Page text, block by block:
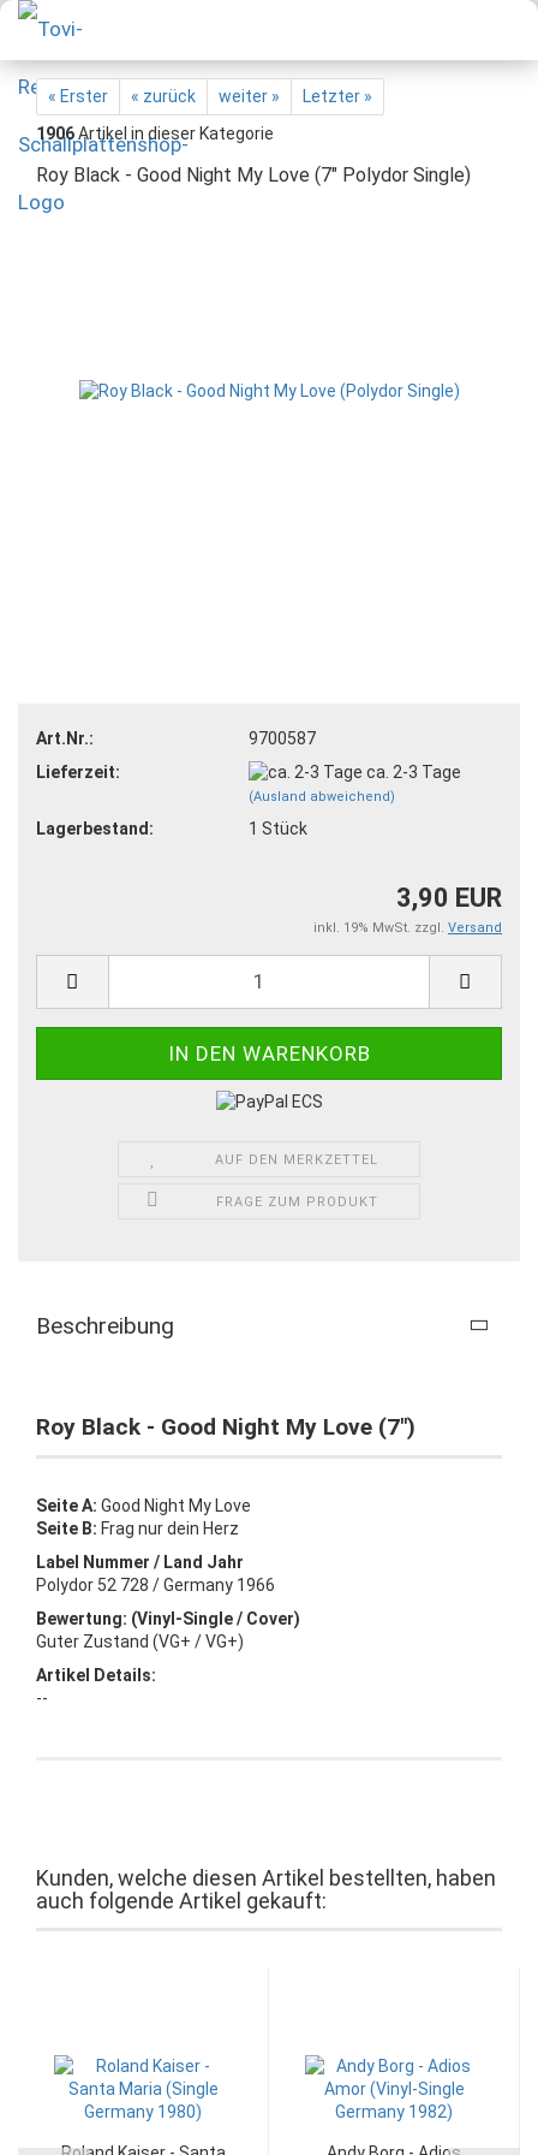
« Erster « zurück weiter »
Letzter »
1906Artikel in dieser Kategorie
Roy Black - Good Night My Love (7" Polydor Single)
Art.Nr.:
9700587
Lieferzeit:
ca. 2-3 Tage
(Ausland abweichend)
Lagerbestand: 1 Stück
3,90 EUR
inkl. 19% MwSt. zzgl. Versand
AUF DEN MERKZETTEL
FRAGE ZUM PRODUKT
Beschreibung
Roy Black - Good Night My Love (7")
Seite A: Good Night My Love
Seite B: Frag nur dein Herz
Label Nummer / Land Jahr
Polydor 52 728 / Germany 1966
Bewertung: (Vinyl-Single / Cover)
Guter Zustand (VG+ / VG+)
Artikel Details:
--
Kunden, welche diesen Artikel bestellten, haben
auch folgende Artikel gekauft: